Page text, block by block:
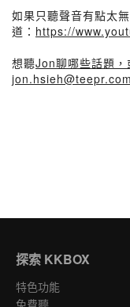
如果只聽聲音有點太
道： https://
想聽Jon聊哪些話題
jon.hsieh@teepr.com
探索 KKBOX
特色功能
免費聽